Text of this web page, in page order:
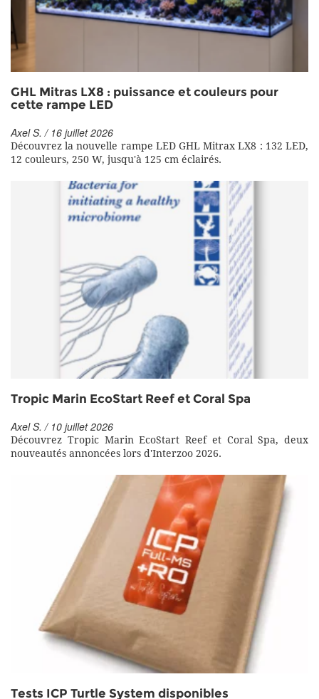
GHL Mitras LX8 : puissance et couleurs pour
cette rampe LED
Axel S. / 16 juillet 2026
Découvrez la nouvelle rampe LED GHL Mitrax LX8 : 132 LED,
12 couleurs, 250 W, jusqu'à 125 cm éclairés.
Tropic Marin EcoStart Reef et Coral Spa
Axel S. / 10 juillet 2026
Découvrez Tropic Marin EcoStart Reef et Coral Spa, deux
nouveautés annoncées lors d'Interzoo 2026.
Tests ICP Turtle System disponibles